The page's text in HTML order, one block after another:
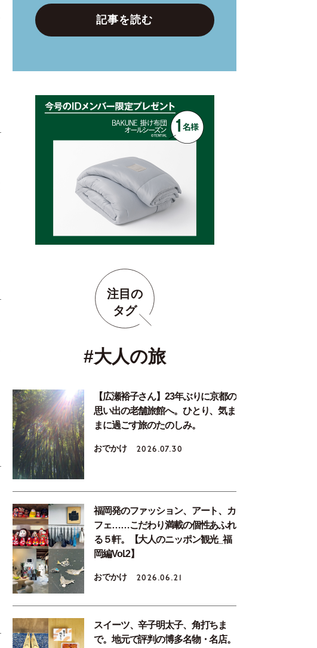
記事を読む
注目の
タグ
#大人の旅
【広瀬裕子さん】23年ぶりに京都の
思い出の老舗旅館へ。ひとり、気ま
まに過ごす旅のたのしみ。
おでかけ 2026.07.30
福岡発のファッション、アート、カ
フェ……こだわり満載の個性あふれ
る５軒。【大人のニッポン観光_福
岡編Vol.2】
おでかけ 2026.06.21
スイーツ、辛子明太子、角打ちま
で。地元で評判の博多名物・名店。